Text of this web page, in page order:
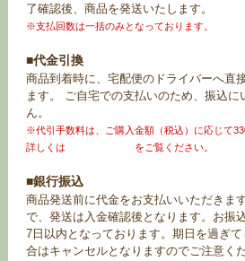
了確認後、商品を発送いたします。
※支払回数は一括のみとなっております。
■代金引換
商品到着時に、宅配便のドライバーへ直
ます。 ご自宅での支払いのため、振込
ん。
※代引手数料は、ご購入金額（税込）に応じて
詳しくは
をご覧ください。
■銀行振込
商品発送前に代金をお支払いいただきま
で、発送は入金確認後となります。お振
7日以内となっております。期日を過ぎ
合はキャンセルとなりますのでご注意くだ